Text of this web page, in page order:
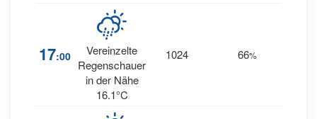
17:00
Vereinzelte
Regenschauer
in der Nähe
16.1°C
1024 66%